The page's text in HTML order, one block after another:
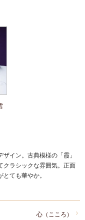
イン。古典模様の「霞」
クラシックな雰囲気。正面
ても華やか。
心（こころ）